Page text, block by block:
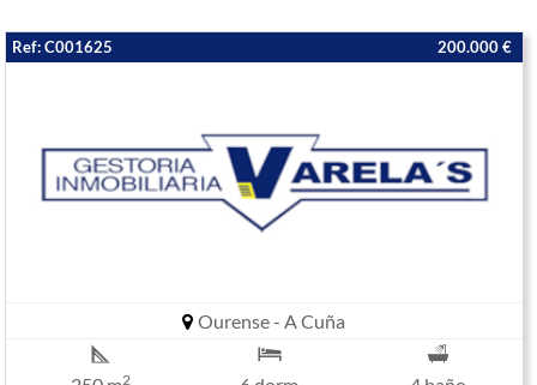
Ref: C001625 200.000 €
Ourense - A Cuña
2